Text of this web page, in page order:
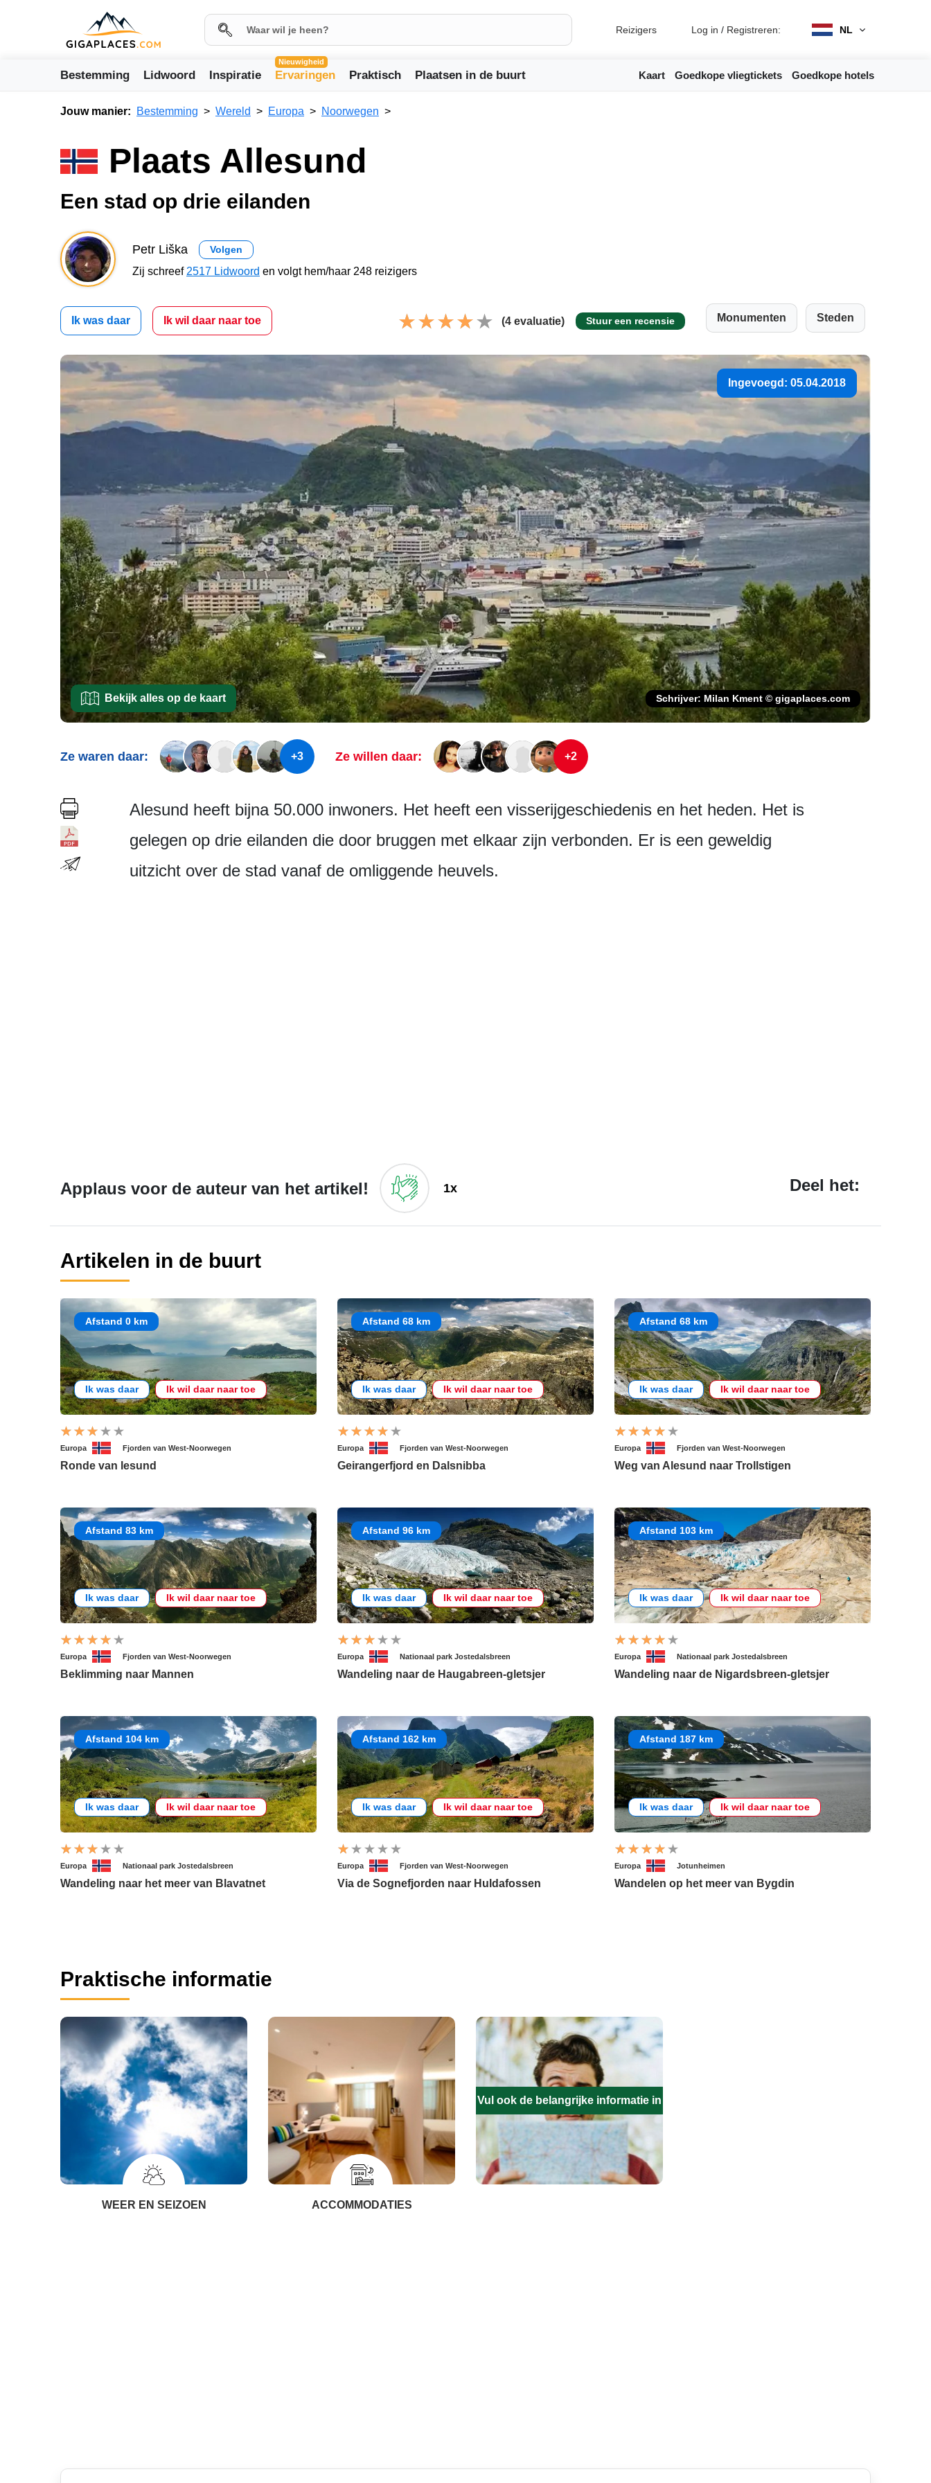
Reizigers Log in / Registreren: NL
Bestemming Lidwoord Inspiratie
Nieuwigheid
Ervaringen Praktisch Plaatsen in de buurt Kaart Goedkope vliegtickets Goedkope hotels
Jouw manier: Bestemming Wereld Europa Noorwegen
Plaats Allesund
Een stad op drie eilanden
Petr Liška Volgen
Zij schreef 2517 Lidwoord en volgt hem/haar 248 reizigers
Ik was daar Ik wil daar naar toe (4 evaluatie) Stuur een recensie Monumenten Steden
Ingevoegd: 05.04.2018
Bekijk alles op de kaart Schrijver: Milan Kment © gigaplaces.com
Ze waren daar: +3 Ze willen daar: +2
Alesund heeft bijna 50.000 inwoners. Het heeft een visserijgeschi­edenis en het heden. Het is
gelegen op drie eilanden die door bruggen met elkaar zijn verbonden. Er is een geweldig
uitzicht over de stad vanaf de omliggende heuvels.
Applaus voor de auteur van het artikel! 1x Deel het:
Artikelen in de buurt
Afstand 0 km
Ik was daar Ik wil daar naar toe
Europa Fjorden van West-Noorwegen
Ronde van lesund
Afstand 68 km
Ik was daar Ik wil daar naar toe
Europa Fjorden van West-Noorwegen
Geirangerfjord en Dalsnibba
Afstand 68 km
Ik was daar Ik wil daar naar toe
Europa Fjorden van West-Noorwegen
Weg van Alesund naar Trollstigen
Afstand 83 km
Ik was daar Ik wil daar naar toe
Europa Fjorden van West-Noorwegen
Beklimming naar Mannen
Afstand 96 km
Ik was daar Ik wil daar naar toe
Europa Nationaal park Jostedalsbreen
Wandeling naar de Haugabreen-gletsjer
Afstand 103 km
Ik was daar Ik wil daar naar toe
Europa Nationaal park Jostedalsbreen
Wandeling naar de Nigardsbreen-gletsjer
Afstand 104 km
Ik was daar Ik wil daar naar toe
Europa Nationaal park Jostedalsbreen
Wandeling naar het meer van Blavatnet
Afstand 162 km
Ik was daar Ik wil daar naar toe
Europa Fjorden van West-Noorwegen
Via de Sognefjorden naar Huldafossen
Afstand 187 km
Ik was daar Ik wil daar naar toe
Europa Jotunheimen
Wandelen op het meer van Bygdin
Praktische informatie
WEER EN SEIZOEN ACCOMMODATIES
Vul ook de belangrijke informatie in